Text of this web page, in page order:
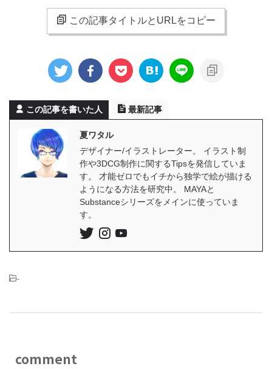
この記事タイトルとURLをコピー
この記事を書いた人 最新記事
夏ワタル
デザイナー/イラストレーター。 イラスト制
作や3DCG制作に関するTipsを発信していま
す。 才能ゼロでもイチから独学で絵が描ける
ようになる方法を研究中。 MAYAと
Substanceシリーズをメインに使っていま
す。
-
comment